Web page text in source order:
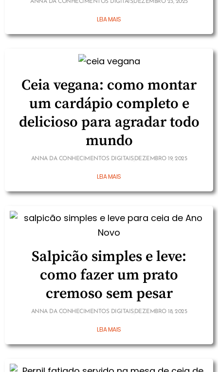
ANNA DA CONHECIMENTOS DIGITAISDEZEMBRO 23, 2025
LEIA MAIS
Ceia vegana: como montar
um cardápio completo e
delicioso para agradar todo
mundo
ANNA DA CONHECIMENTOS DIGITAISDEZEMBRO 19, 2025
LEIA MAIS
Salpicão simples e leve:
como fazer um prato
cremoso sem pesar
ANNA DA CONHECIMENTOS DIGITAISDEZEMBRO 18, 2025
LEIA MAIS